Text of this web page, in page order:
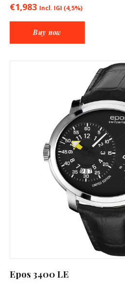
€1,983 Incl. IGI (4,5%)
Buy now
Epos 3400 LE